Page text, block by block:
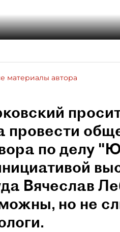
материалы автора
провести
по делу
Вячеслав
но не